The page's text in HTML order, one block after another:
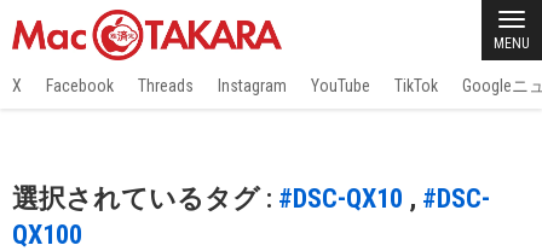
MENU
X Facebook Threads Instagram YouTube TikTok Googleニ
選択されているタグ : #DSC-QX10 , #DSC-
QX100